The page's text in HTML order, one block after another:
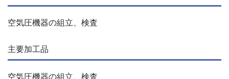
空気圧機器の組立、検査
主要加工品
空気圧機器の組立、検査